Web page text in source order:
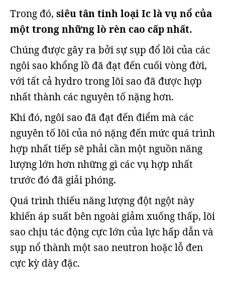
Trong đó, siêu tân tinh loại Ic là vụ nổ của
một trong những lò rèn cao cấp nhất.
Chúng được gây ra bởi sự sụp đổ lõi của các
ngôi sao khổng lồ đã đạt đến cuối vòng đời,
với tất cả hydro trong lõi sao đã được hợp
nhất thành các nguyên tố nặng hơn.
Khi đó, ngôi sao đã đạt đến điểm mà các
nguyên tố lõi của nó nặng đến mức quá trình
hợp nhất tiếp sẽ phải cần một nguồn năng
lượng lớn hơn những gì các vụ hợp nhất
trước đó đã giải phóng.
Quá trình thiếu năng lượng đột ngột này
khiến áp suất bên ngoài giảm xuống thấp, lõi
sao chịu tác động cực lớn của lực hấp dẫn và
sụp nổ thành một sao neutron hoặc lỗ đen
cực kỳ dày đặc.